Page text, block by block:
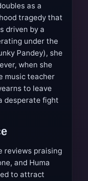
as a
tragedy that
driven by a
under the
Pandey), she
when she
music teacher
to leave
desperate fight
reviews praising
and Huma
to attract